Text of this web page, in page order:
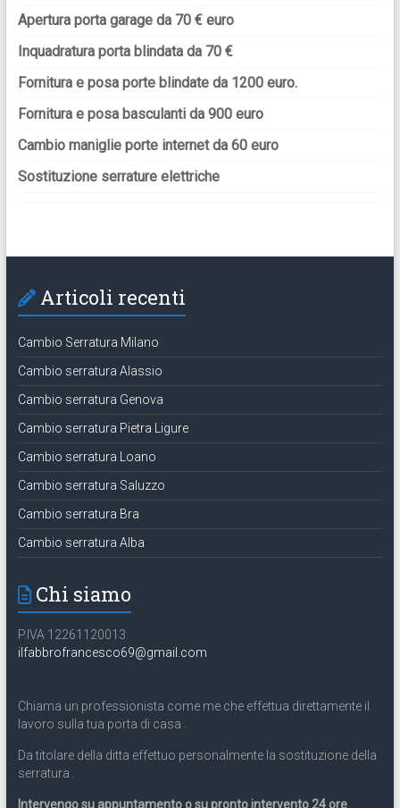
Apertura porta garage da 70 € euro
Inquadratura porta blindata da 70 €
Fornitura e posa porte blindate da 1200 euro.
Fornitura e posa basculanti da 900 euro
Cambio maniglie porte internet da 60 euro
Sostituzione serrature elettriche
Articoli recenti
Cambio Serratura Milano
Cambio serratura Alassio
Cambio serratura Genova
Cambio serratura Pietra Ligure
Cambio serratura Loano
Cambio serratura Saluzzo
Cambio serratura Bra
Cambio serratura Alba
Chi siamo
P.IVA 12261120013
ilfabbrofrancesco69@gmail.com
Chiama un professionista come me che effettua direttamente il
lavoro sulla tua porta di casa .
Da titolare della ditta effettuo personalmente la sostituzione della
serratura .
Intervengo su appuntamento o su pronto intervento 24 ore